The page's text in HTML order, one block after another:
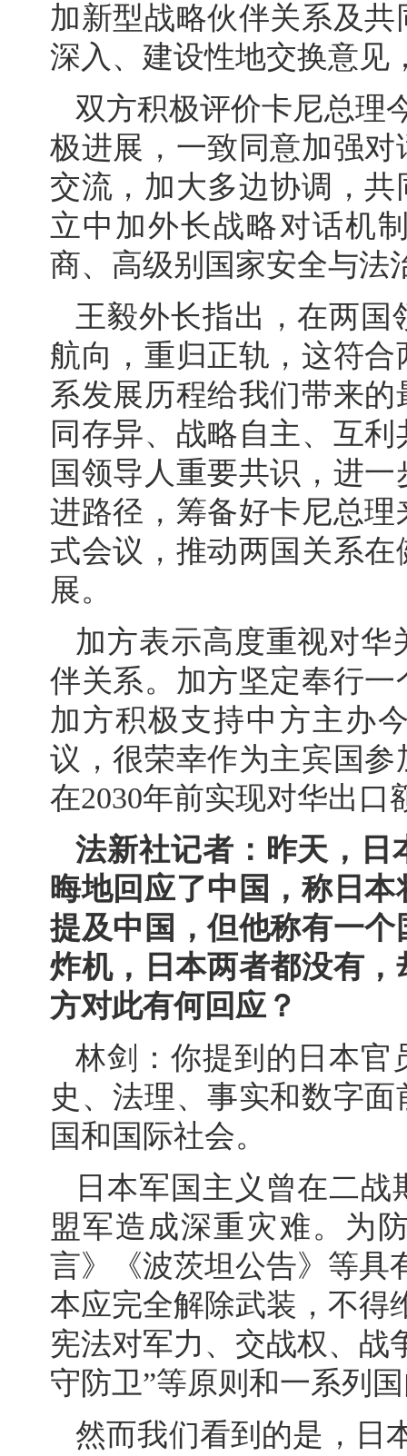
加新型战略伙伴关系及
深入、建设性地交换意见
双方积极评价卡尼总理
极进展，一致同意加强
交流，加大多边协调，
立中加外长战略对话机
商、高级别国家安全与法
王毅外长指出，在两
航向，重归正轨，这符
系发展历程给我们带来
同存异、战略自主、互
国领导人重要共识，进
进路径，筹备好卡尼总
式会议，推动两国关系
展。
加方表示高度重视对
伴关系。加方坚定奉行
加方积极支持中方主办
议，很荣幸作为主宾国
在2030年前实现对华出口
法新社记者：昨天，日
晦地回应了中国，称日
提及中国，但他称有一
炸机，日本两者都没有
方对此有何回应？
林剑：你提到的日本官
史、法理、事实和数字
国和国际社会。
日本军国主义曾在二
盟军造成深重灾难。为
言》《波茨坦公告》等具
本应完全解除武装，不得
宪法对军力、交战权、战
守防卫”等原则和一系列
然而我们看到的是，日